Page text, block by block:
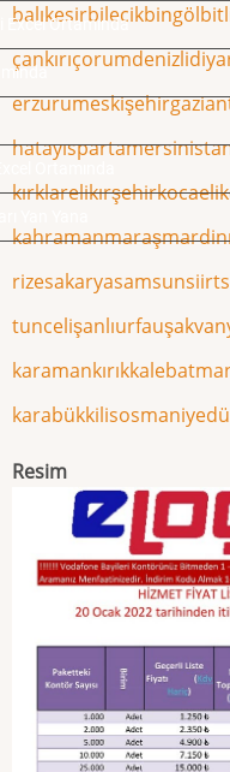
Ortamında
balıkesirbilecikbingöl
çankırıçorumdenizli
erzurumeskişehir
hatayıspartamersin
kırklarelikırşehirkocaeli
kahramanmaraşmardin
rizesakaryasamsunsiirt
tuncelişanlıurfauşakvan
karamankırıkkale
karabükkilisosmaniye
Resim